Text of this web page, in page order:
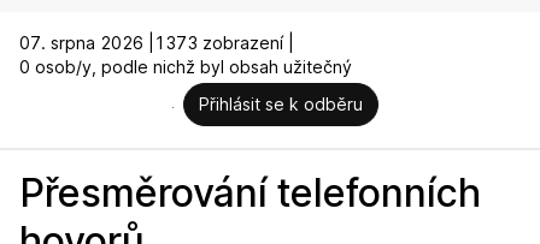
07. srpna 2026 |
1373 zobrazení |
0 osob/y, podle nichž byl obsah užitečný
Přihlásit se k odběru
Přesměrování telefonních